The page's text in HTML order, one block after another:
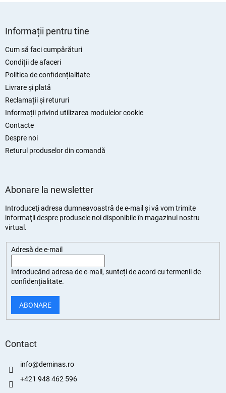
Informații pentru tine
Cum să faci cumpărături
Condiții de afaceri
Politica de confidențialitate
Livrare și plată
Reclamații și retururi
Informații privind utilizarea modulelor cookie
Contacte
Despre noi
Returul produselor din comandă
Abonare la newsletter
Introduceţi adresa dumneavoastră de e-mail şi vă vom trimite
informaţii despre produsele noi disponibile în magazinul nostru
virtual.
Adresă de e-mail
Introducând adresa de e-mail, sunteți deacord cu termenii de
confidențialitate.
ABONARE
Contact
info@deminas.ro
+421 948 462 596